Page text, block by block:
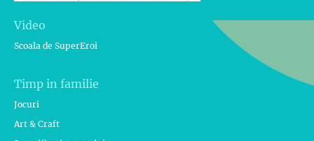
Video
Scoala de SuperEroi
Timp in familie
Jocuri
Art & Craft